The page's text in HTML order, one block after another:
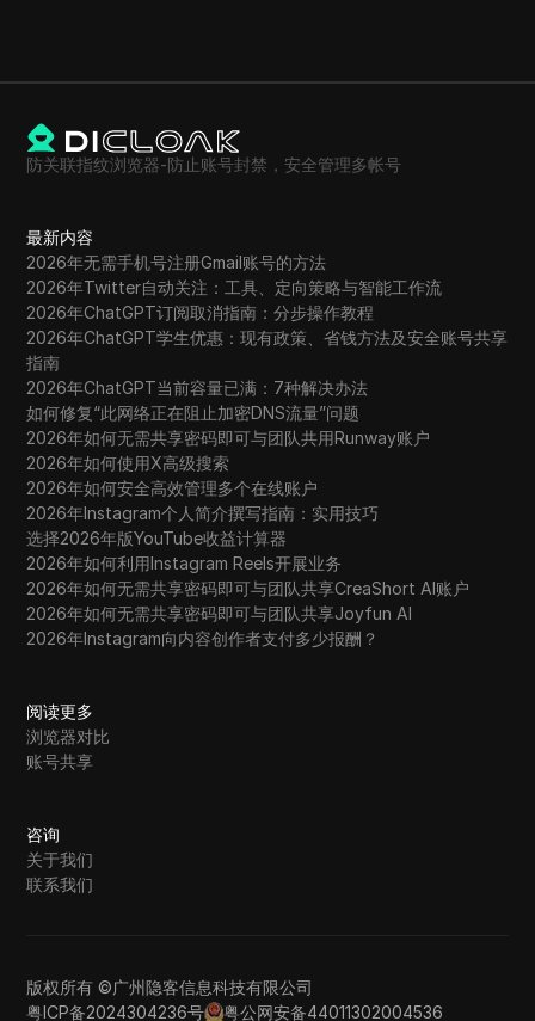
防关联指纹浏览器-防止账号封禁，安全管理多帐号
最新内容
2026年无需手机号注册Gmail账号的方法
2026年Twitter自动关注：工具、定向策略与智能工作流
2026年ChatGPT订阅取消指南：分步操作教程
2026年ChatGPT学生优惠：现有政策、省钱方法及安全账号共享
指南
2026年ChatGPT当前容量已满：7种解决办法
如何修复“此网络正在阻止加密DNS流量”问题
2026年如何无需共享密码即可与团队共用Runway账户
2026年如何使用X高级搜索
2026年如何安全高效管理多个在线账户
2026年Instagram个人简介撰写指南：实用技巧
选择2026年版YouTube收益计算器
2026年如何利用Instagram Reels开展业务
2026年如何无需共享密码即可与团队共享CreaShort AI账户
2026年如何无需共享密码即可与团队共享Joyfun AI
2026年Instagram向内容创作者支付多少报酬？
阅读更多
浏览器对比
账号共享
咨询
关于我们
联系我们
版权所有 ©广州隐客信息科技有限公司
粤ICP备2024304236号
粤公网安备44011302004536